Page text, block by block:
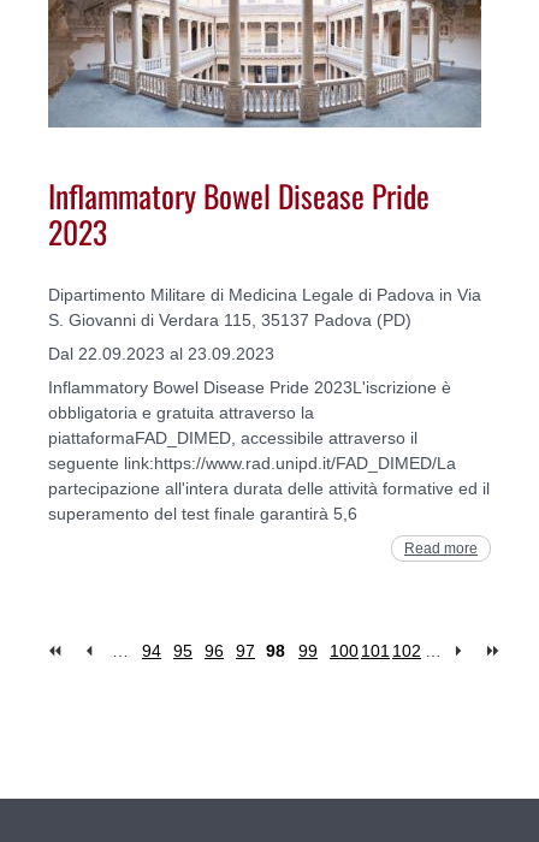
Inflammatory Bowel Disease Pride
2023
Dipartimento Militare di Medicina Legale di Padova in Via
S. Giovanni di Verdara 115, 35137 Padova (PD)
Dal 22.09.2023 al 23.09.2023
Inflammatory Bowel Disease Pride 2023L'iscrizione è
obbligatoria e gratuita attraverso la
piattaformaFAD_DIMED, accessibile attraverso il
seguente link:https://www.rad.unipd.it/FAD_DIMED/La
partecipazione all'intera durata delle attività formative ed il
superamento del test finale garantirà 5,6
Read more
94 95 96 97 98 99 100101 102